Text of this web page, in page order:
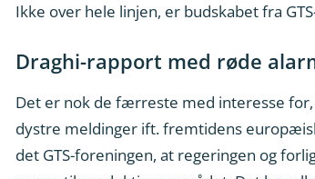
Ikke over hele linjen, er budskabet fra
Draghi-rapport med røde
Det er nok de færreste med interesse
dystre meldinger ift. fremtidens
det GTS-foreningen, at regeringen og